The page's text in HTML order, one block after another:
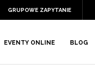
GRUPOWE ZAPYTANIE
EVENTY ONLINE BLOG